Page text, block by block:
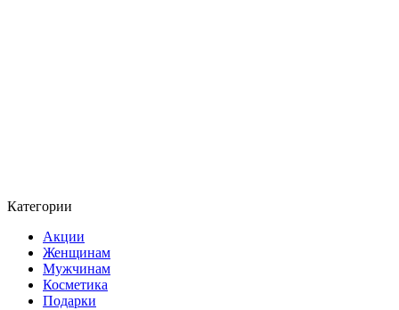
Категории
Акции
Женщинам
Мужчинам
Косметика
Подарки